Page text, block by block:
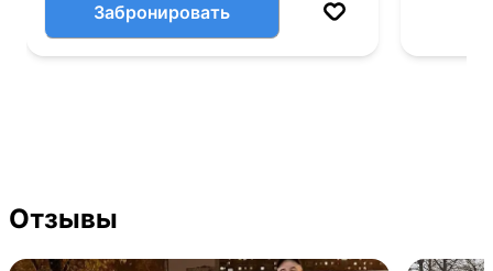
Забронировать
Отзывы